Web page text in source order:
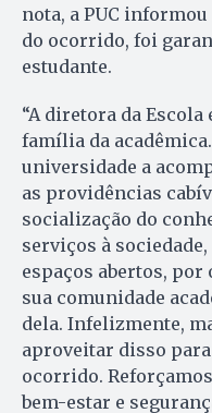
nota, a PUC
do ocorrido, foi
estudante.
“A diretora da
família da
universidade a
as providências
socialização do
serviços à
espaços abertos, por
sua comunidade
dela. Infelizmente,
aproveitar disso
ocorrido.
bem-estar e